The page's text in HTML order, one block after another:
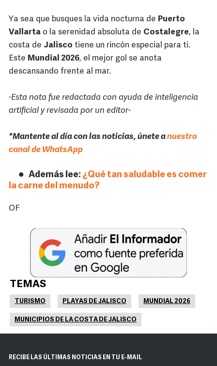
Ya sea que busques la vida nocturna de Puerto
Vallarta o la serenidad absoluta de Costalegre, la
costa de Jalisco tiene un rincón especial para ti.
Este Mundial 2026, el mejor gol se anota
descansando frente al mar.
-Esta nota fue redactada con ayuda de inteligencia
artificial y revisada por un editor-
*Mantente al día con las noticias, únete anuestro
canal de WhatsApp
Además lee: ¿Qué tan saludable es comer
la carne del menudo?
OF
TEMAS
TURISMO PLAYAS DE JALISCO MUNDIAL 2026
MUNICIPIOS DE LA COSTA DE JALISCO
RECIBE LAS ÚLTIMAS NOTICIAS EN TU E-MAIL